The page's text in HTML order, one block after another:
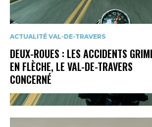
ACTUALITÉ VAL-DE-TRAVERS
DEUX-ROUES : LES ACCIDENTS
EN FLÈCHE, LE VAL-DE-TRAVERS
CONCERNÉ